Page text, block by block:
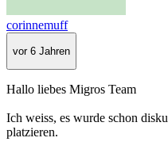
corinnemuff
vor 6 Jahren
Hallo liebes Migros Team
Ich weiss, es wurde schon
platzieren.